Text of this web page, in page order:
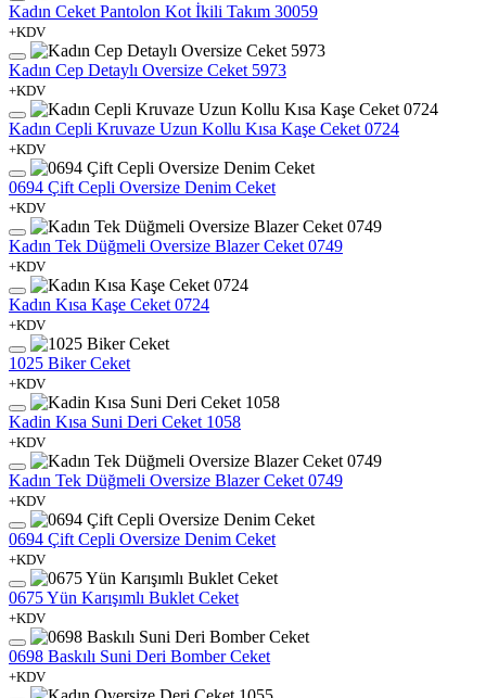
Kadın Ceket Pantolon Kot İkili Takım 30059
+KDV
Kadın Cep Detaylı Oversize Ceket 5973
+KDV
Kadın Cepli Kruvaze Uzun Kollu Kısa Kaşe Ceket 0724
+KDV
0694 Çift Cepli Oversize Denim Ceket
+KDV
Kadın Tek Düğmeli Oversize Blazer Ceket 0749
+KDV
Kadın Kısa Kaşe Ceket 0724
+KDV
1025 Biker Ceket
+KDV
Kadin Kısa Suni Deri Ceket 1058
+KDV
Kadın Tek Düğmeli Oversize Blazer Ceket 0749
+KDV
0694 Çift Cepli Oversize Denim Ceket
+KDV
0675 Yün Karışımlı Buklet Ceket
+KDV
0698 Baskılı Suni Deri Bomber Ceket
+KDV